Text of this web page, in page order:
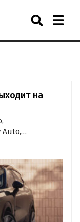
на
Auto,
рынка
вместе с ним в